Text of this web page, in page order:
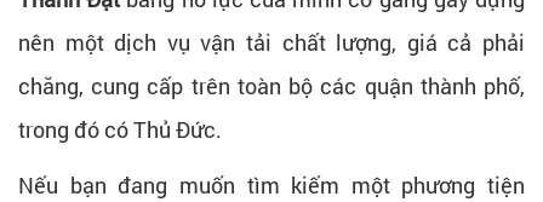
nên một dịch vụ vận tải chất lượng, giá cả phải
chăng, cung cấp trên toàn bộ các quận thành phố,
trong đó có Thủ Đức.
Nếu bạn đang muốn tìm kiếm một phương tiện